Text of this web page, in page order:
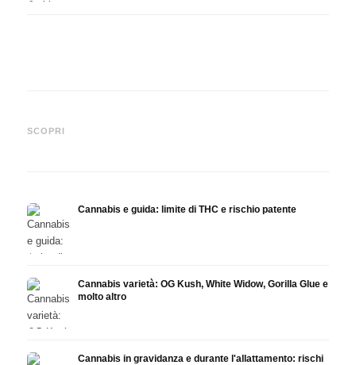
SCOPRI
automedicazione e ciò che
Cannabis e guida: limite di THC e rischio patente
Cannabis varietà: OG Kush, White Widow, Gorilla Glue e
molto altro
Cannabis in gravidanza e durante l'allattamento: rischi